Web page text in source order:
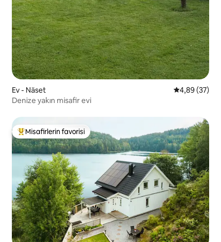
Ev - Näset 5 üzerinden
4,89 (37)
Denize yakın misafir evi
Misafirlerin favorilerinden en beğenilenler arasında
Misafirlerin favorisi